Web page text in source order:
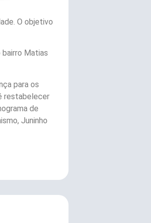
O objetivo
bairro Matias
para os
restabelecer
de
Juninho